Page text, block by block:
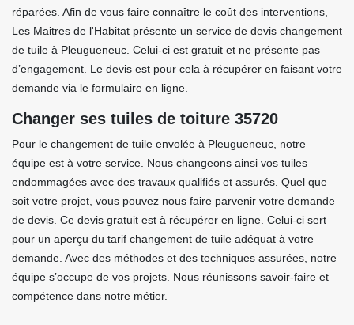
réparées. Afin de vous faire connaître le coût des interventions,
Les Maitres de l'Habitat présente un service de devis changement
de tuile à Pleugueneuc. Celui-ci est gratuit et ne présente pas
d’engagement. Le devis est pour cela à récupérer en faisant votre
demande via le formulaire en ligne.
Changer ses tuiles de toiture 35720
Pour le changement de tuile envolée à Pleugueneuc, notre
équipe est à votre service. Nous changeons ainsi vos tuiles
endommagées avec des travaux qualifiés et assurés. Quel que
soit votre projet, vous pouvez nous faire parvenir votre demande
de devis. Ce devis gratuit est à récupérer en ligne. Celui-ci sert
pour un aperçu du tarif changement de tuile adéquat à votre
demande. Avec des méthodes et des techniques assurées, notre
équipe s’occupe de vos projets. Nous réunissons savoir-faire et
compétence dans notre métier.